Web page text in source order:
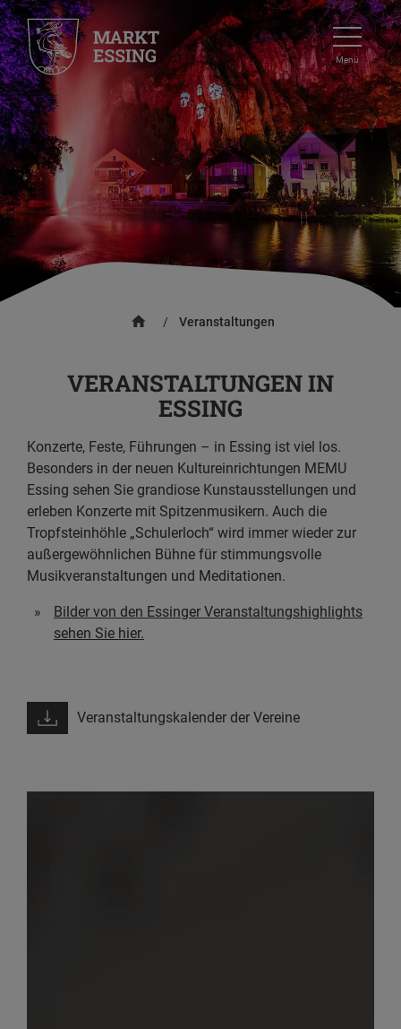
Menü
Veranstaltungen
/
VERANSTALTUNGEN IN
ESSING
Konzerte, Feste, Führungen – in Essing ist viel los.
Besonders in der neuen Kultureinrichtungen MEMU
Essing sehen Sie grandiose Kunstausstellungen und
erleben Konzerte mit Spitzenmusikern. Auch die
Tropfsteinhöhle „Schulerloch“ wird immer wieder zur
außergewöhnlichen Bühne für stimmungsvolle
Musikveranstaltungen und Meditationen.
Bilder von den Essinger Veranstaltungshighlights
sehen Sie hier.
Veranstaltungskalender der Vereine